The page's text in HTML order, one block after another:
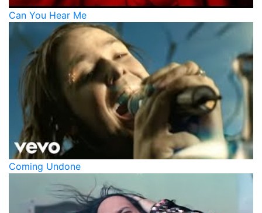
Can You Hear Me
Coming Undone